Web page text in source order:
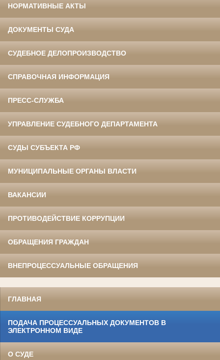
НОРМАТИВНЫЕ АКТЫ
ДОКУМЕНТЫ СУДА
СУДЕБНОЕ ДЕЛОПРОИЗВОДСТВО
СПРАВОЧНАЯ ИНФОРМАЦИЯ
ПРЕСС-СЛУЖБА
УПРАВЛЕНИЕ СУДЕБНОГО ДЕПАРТАМЕНТА
СУДЫ СУБЪЕКТА РФ
МУНИЦИПАЛЬНЫЕ ОРГАНЫ ВЛАСТИ
ВАКАНСИИ
ПРОТИВОДЕЙСТВИЕ КОРРУПЦИИ
ОБРАЩЕНИЯ ГРАЖДАН
ВНЕПРОЦЕССУАЛЬНЫЕ ОБРАЩЕНИЯ
ГЛАВНАЯ
ПОДАЧА ПРОЦЕССУАЛЬНЫХ ДОКУМЕНТОВ В
ЭЛЕКТРОННОМ ВИДЕ
О СУДЕ